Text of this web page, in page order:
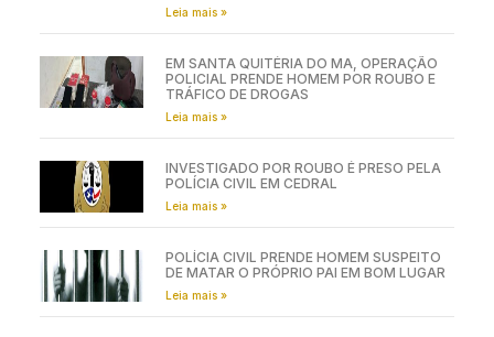
Leia mais »
EM SANTA QUITÉRIA DO MA, OPERAÇÃO
POLICIAL PRENDE HOMEM POR ROUBO E
TRÁFICO DE DROGAS
Leia mais »
INVESTIGADO POR ROUBO É PRESO PELA
POLÍCIA CIVIL EM CEDRAL
Leia mais »
POLÍCIA CIVIL PRENDE HOMEM SUSPEITO
DE MATAR O PRÓPRIO PAI EM BOM LUGAR
Leia mais »